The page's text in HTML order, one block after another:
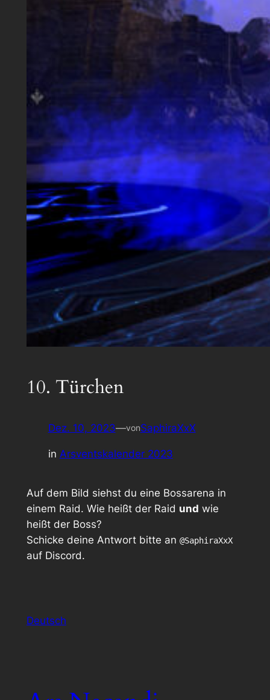
10. Türchen
Dez. 10, 2023—vonSaphiraXxX
in Arsventskalender 2023
Auf dem Bild siehst du eine Bossarena in
einem Raid. Wie heißt der Raid und wie
heißt der Boss?
Schicke deine Antwort bitte an @SaphiraXxX
auf Discord.
Deutsch